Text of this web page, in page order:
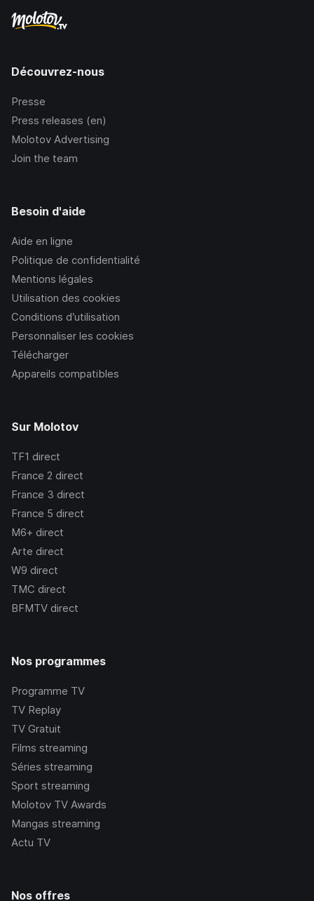
Découvrez-nous
Presse
Press releases (en)
Molotov Advertising
Join the team
Besoin d'aide
Aide en ligne
Politique de confidentialité
Mentions légales
Utilisation des cookies
Conditions d’utilisation
Personnaliser les cookies
Télécharger
Appareils compatibles
Sur Molotov
TF1 direct
France 2 direct
France 3 direct
France 5 direct
M6+ direct
Arte direct
W9 direct
TMC direct
BFMTV direct
Nos programmes
Programme TV
TV Replay
TV Gratuit
Films streaming
Séries streaming
Sport streaming
Molotov TV Awards
Mangas streaming
Actu TV
Nos offres